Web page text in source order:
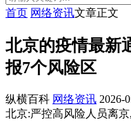
首页 网络资讯文章正文
北京的疫情最新
报7个风险区
纵横百科 网络资讯 2026-
北京:严控高风险人员离